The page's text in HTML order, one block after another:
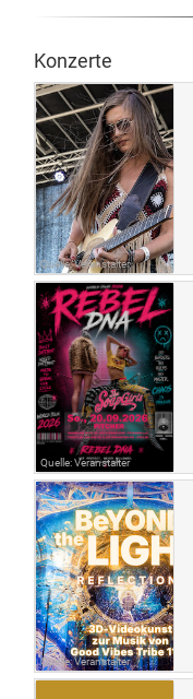
Konzerte
Quelle: Veranstalter
Quelle: Veranstalter
Quelle: Veranstalter